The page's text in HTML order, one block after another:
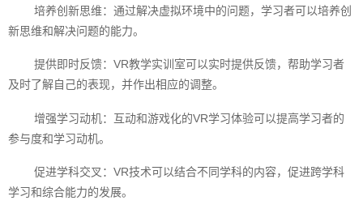
培养创新思维：通过解决虚拟环境中的问题，学习者可以培养创
新思维和解决问题的能力。
提供即时反馈：VR教学实训室可以实时提供反馈，帮助学习者
及时了解自己的表现，并作出相应的调整。
增强学习动机：互动和游戏化的VR学习体验可以提高学习者的
参与度和学习动机。
促进学科交叉：VR技术可以结合不同学科的内容，促进跨学科
学习和综合能力的发展。